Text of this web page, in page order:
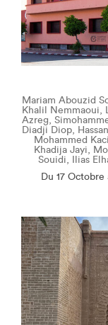
Mariam Abouzid
Khalil Nemmaoui,
Azreg,
Diadji Diop,
Mohammed
Khadija Jayi,
Souidi, Ilias
Du 17